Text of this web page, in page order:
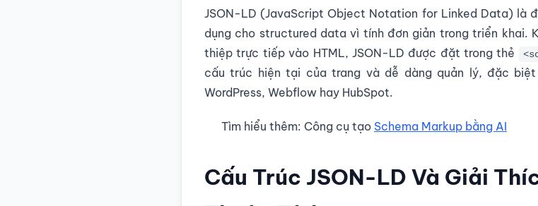
JSON-LD (JavaScript Object Notation for Linked Data) là
dụng cho structured data vì tính đơn giản trong triển khai.
thiệp trực tiếp vào HTML, JSON-LD được đặt trong thẻ
cấu trúc hiện tại của trang và dễ dàng quản lý, đặc
WordPress, Webflow hay HubSpot.
Tìm hiểu thêm: Công cụ tạo Schema Markup bằng AI
Cấu Trúc JSON-LD Và Giải